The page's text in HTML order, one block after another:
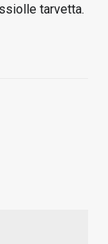
tarvetta.